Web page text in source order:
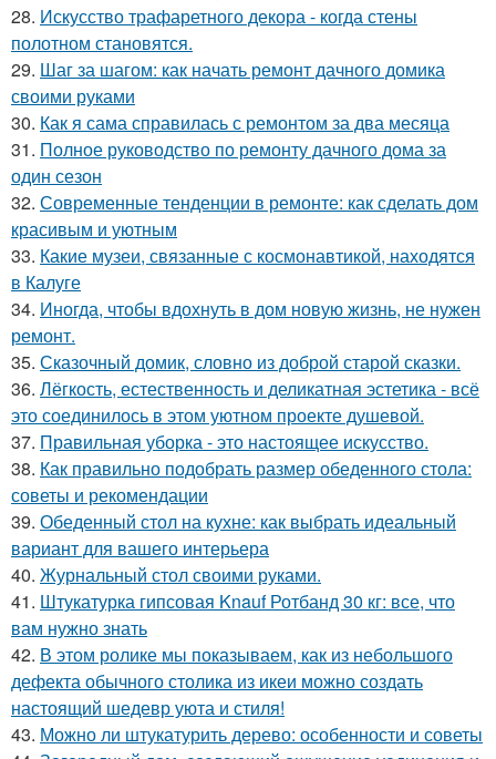
28. Искусство трафаретного декора - когда стены
полотном становятся.
29. Шаг за шагом: как начать ремонт дачного домика
своими руками
30. Как я сама справилась с ремонтом за два месяца
31. Полное руководство по ремонту дачного дома за
один сезон
32. Современные тенденции в ремонте: как сделать дом
красивым и уютным
33. Какие музеи, связанные с космонавтикой, находятся
в Калуге
34. Иногда, чтобы вдохнуть в дом новую жизнь, не нужен
ремонт.
35. Сказочный домик, словно из доброй старой сказки.
36. Лёгкость, естественность и деликатная эстетика - всё
это соединилось в этом уютном проекте душевой.
37. Правильная уборка - это настоящее искусство.
38. Как правильно подобрать размер обеденного стола:
советы и рекомендации
39. Обеденный стол на кухне: как выбрать идеальный
вариант для вашего интерьера
40. Журнальный стол своими руками.
41. Штукатурка гипсовая Knauf Ротбанд 30 кг: все, что
вам нужно знать
42. В этом ролике мы показываем, как из небольшого
дефекта обычного столика из икеи можно создать
настоящий шедевр уюта и стиля!
43. Можно ли штукатурить дерево: особенности и советы